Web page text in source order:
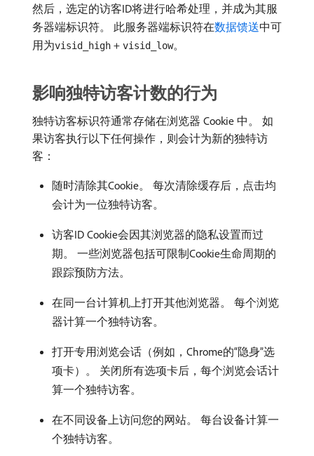
然后，选定的访客ID将进行哈希处理，并成为其服
务器端标识符。 此服务器端标识符在数据馈送中可
用为visid_high + visid_low。
影响独特访客计数的行为
独特访客标识符通常存储在浏览器 Cookie 中。 如
果访客执行以下任何操作，则会计为新的独特访
客：
随时清除其Cookie。 每次清除缓存后，点击均
会计为一位独特访客。
访客ID Cookie会因其浏览器的隐私设置而过
期。 一些浏览器包括可限制Cookie生命周期的
跟踪预防方法。
在同一台计算机上打开其他浏览器。 每个浏览
器计算一个独特访客。
打开专用浏览会话（例如，Chrome的“隐身”选
项卡）。 关闭所有选项卡后，每个浏览会话计
算一个独特访客。
在不同设备上访问您的网站。 每台设备计算一
个独特访客。